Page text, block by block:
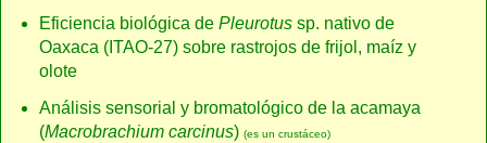
Eficiencia biológica de Pleurotussp. nativo de
Oaxaca (ITAO-27) sobre rastrojos de frijol, maíz y
olote
Análisis sensorial y bromatológico de la acamaya
(Macrobrachium carcinus) (es un crustáceo)